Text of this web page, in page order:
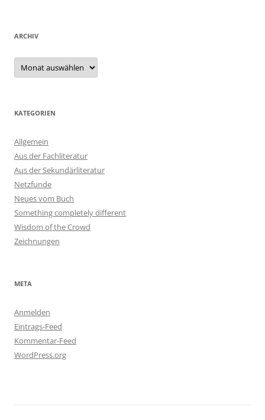
ARCHIV
Archiv
KATEGORIEN
Allgemein
Aus der Fachliteratur
Aus der Sekundärliteratur
Netzfunde
Neues vom Buch
Something completely different
Wisdom of the Crowd
Zeichnungen
META
Anmelden
Eintrags-Feed
Kommentar-Feed
WordPress.org